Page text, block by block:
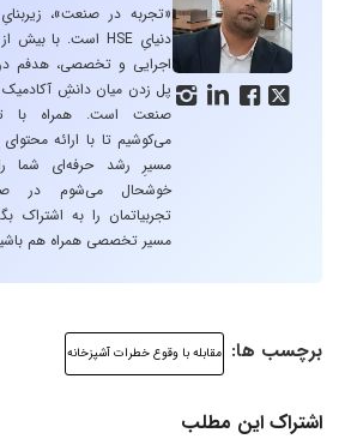
   
«تجربه در صنعت»،
اجرایی و تخصصی، هدفم
پل زدن میان دانشِ آکادمیک
صنعت است. همراه با
می‌کوشیم تا با ارائه محتوای
مسیرِ رشد حرفه‌ای شما را
خوشحال می‌شوم در
تجربیاتمان را به اشتراک
مسیر تخصصی همراه هم
برچسب ها: مقابله با وقوع خطرات آشپزخانه
اشتراک این مطلب